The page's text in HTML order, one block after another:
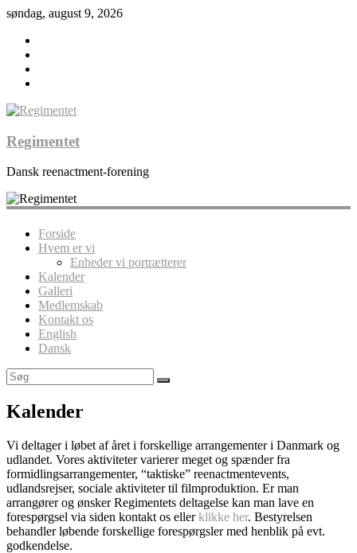
søndag, august 9, 2026
Regimentet
Dansk reenactment-forening
Forside
Hvem er vi
Enheder vi portrætterer
Kalender
Galleri
Medlemskab
Kontakt os
English
Dansk
Kalender
Vi deltager i løbet af året i forskellige arrangementer i Danmark og
udlandet. Vores aktiviteter varierer meget og spænder fra
formidlingsarrangementer, “taktiske” reenactmentevents,
udlandsrejser, sociale aktiviteter til filmproduktion. Er man
arrangører og ønsker Regimentets deltagelse kan man lave en
forespørgsel via siden kontakt os ellerklikke her. Bestyrelsen
behandler løbende forskellige forespørgsler med henblik på evt.
godkendelse.